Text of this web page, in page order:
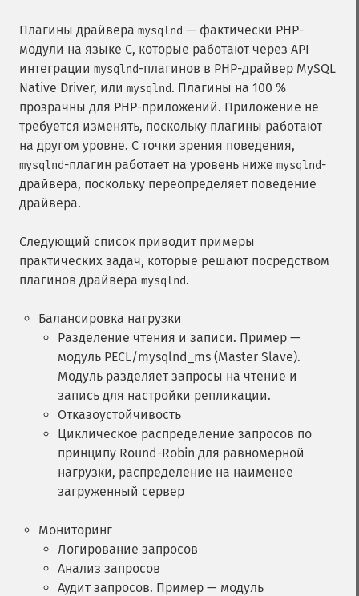
Плагины драйвера mysqlnd — фактически PHP-
модули на языке C, которые работают через API
интеграции mysqlnd-плагинов в PHP-драйвер MySQL
Native Driver, или mysqlnd. Плагины на 100 %
прозрачны для PHP-приложений. Приложение не
требуется изменять, поскольку плагины работают
на другом уровне. С точки зрения поведения,
mysqlnd-плагин работает на уровень ниже mysqlnd-
драйвера, поскольку переопределяет поведение
драйвера.
Следующий список приводит примеры
практических задач, которые решают посредством
плагинов драйвера mysqlnd.
Балансировка нагрузки
Разделение чтения и записи. Пример —
модуль PECL/mysqlnd_ms (Master Slave).
Модуль разделяет запросы на чтение и
запись для настройки репликации.
Отказоустойчивость
Циклическое распределение запросов по
принципу Round-Robin для равномерной
нагрузки, распределение на наименее
загруженный сервер
Мониторинг
Логирование запросов
Анализ запросов
Аудит запросов. Пример — модуль